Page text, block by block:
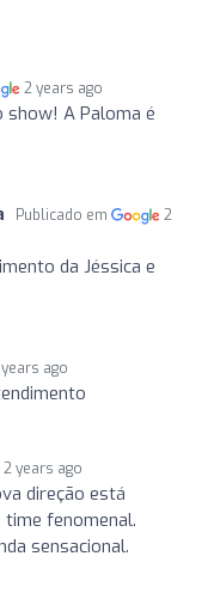
2 years ago
show! A Paloma é
Publicado em
2
da Jéssica e
ago
2 years ago
direção está
time fenomenal.
sensacional.